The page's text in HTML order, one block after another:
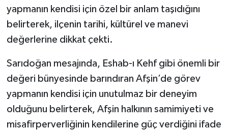
yapmanın kendisi için özel bir anlam taşıdığını
belirterek, ilçenin tarihi, kültürel ve manevi
değerlerine dikkat çekti.
Sarıdoğan mesajında, Eshab-ı Kehf gibi önemli bir
değeri bünyesinde barındıran Afşin’de görev
yapmanın kendisi için unutulmaz bir deneyim
olduğunu belirterek, Afşin halkının samimiyeti ve
misafirperverliğinin kendilerine güç verdiğini ifade